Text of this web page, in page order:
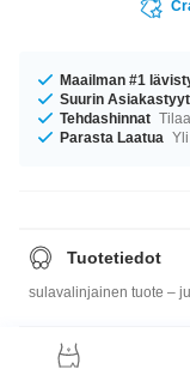
Maailman #1
Suurin
Tehdashinnat
Parasta Laatua
Tuotetiedot
sulavalinjainen tuote –
Koko-opas